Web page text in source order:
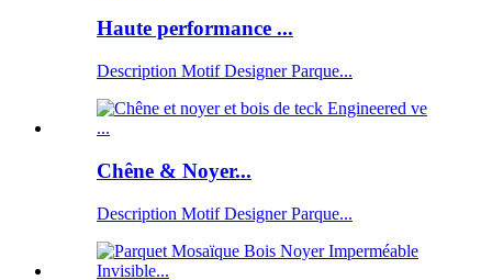
Haute performance ...
Description Motif Designer Parque...
Chêne & Noyer...
Description Motif Designer Parque...